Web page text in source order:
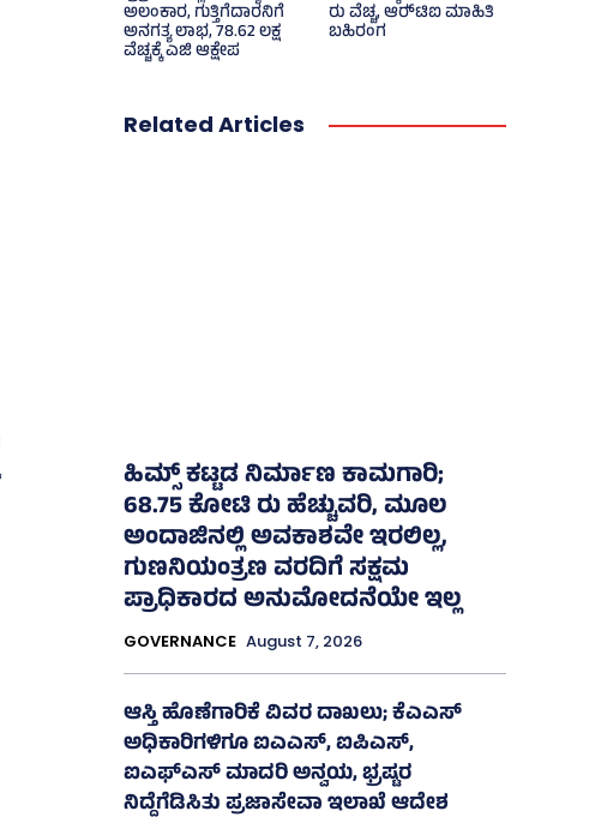
ಅಲಂಕಾರ, ಗುತ್ತಿಗೆದಾರನಿಗೆ
ಅನಗತ್ಯ ಲಾಭ, 78.62 ಲಕ್ಷ
ವೆಚ್ಚಕ್ಕೆ ಎಜಿ ಆಕ್ಷೇಪ
ರು ವೆಚ್ಚ, ಆರ್‍‌ಟಿಐ ಮಾಹಿತಿ
ಬಹಿರಂಗ
Related Articles
ಹಿಮ್ಸ್‌ ಕಟ್ಟಡ ನಿರ್ಮಾಣ ಕಾಮಗಾರಿ;
68.75 ಕೋಟಿ ರು ಹೆಚ್ಚುವರಿ, ಮೂಲ
ಅಂದಾಜಿನಲ್ಲಿ ಅವಕಾಶವೇ ಇರಲಿಲ್ಲ,
ಗುಣನಿಯಂತ್ರಣ ವರದಿಗೆ ಸಕ್ಷಮ
ಪ್ರಾಧಿಕಾರದ ಅನುಮೋದನೆಯೇ ಇಲ್ಲ
GOVERNANCE August 7, 2026
ಆಸ್ತಿ ಹೊಣೆಗಾರಿಕೆ ವಿವರ ದಾಖಲು; ಕೆಎಎಸ್
ಅಧಿಕಾರಿಗಳಿಗೂ ಐಎಎಸ್‌, ಐಪಿಎಸ್‌,
ಐಎಫ್‌ಎಸ್‌ ಮಾದರಿ ಅನ್ವಯ, ಭ್ರಷ್ಟರ
ನಿದ್ದೆಗೆಡಿಸಿತು ಪ್ರಜಾಸೇವಾ ಇಲಾಖೆ ಆದೇಶ